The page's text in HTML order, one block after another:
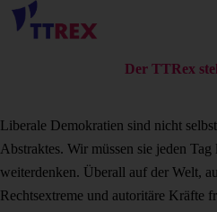
Der TTRex
Liberale Demokratien sind nicht
Abstraktes. Wir müssen sie jeden
weiterdenken. Überall auf der Welt,
Rechtsextreme und autoritäre Kräfte